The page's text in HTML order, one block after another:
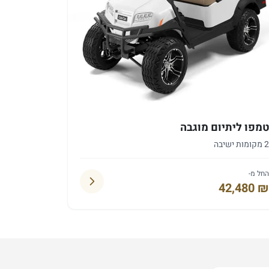
טמפו ליתיום מוגבה
2 מקומות ישיבה
החל מ-
42,480 ₪